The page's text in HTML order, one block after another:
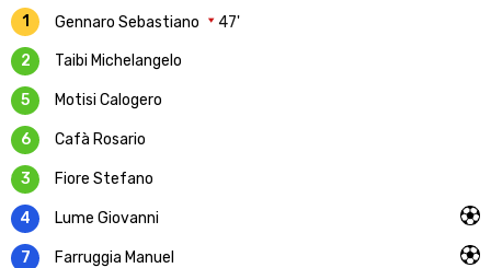
1
Gennaro Sebastiano 47'
2 Taibi Michelangelo
5 Motisi Calogero
6 Cafà Rosario
3 Fiore Stefano
4 Lume Giovanni
7 Farruggia Manuel